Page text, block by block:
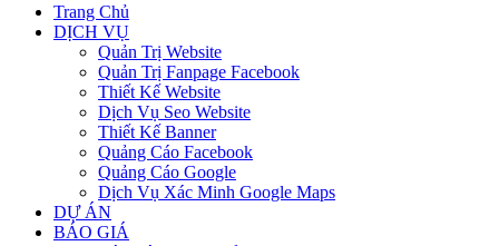
Trang Chủ
DỊCH VỤ
Quản Trị Website
Quản Trị Fanpage Facebook
Thiết Kế Website
Dịch Vụ Seo Website
Thiết Kế Banner
Quảng Cáo Facebook
Quảng Cáo Google
Dịch Vụ Xác Minh Google Maps
DỰ ÁN
BÁO GIÁ